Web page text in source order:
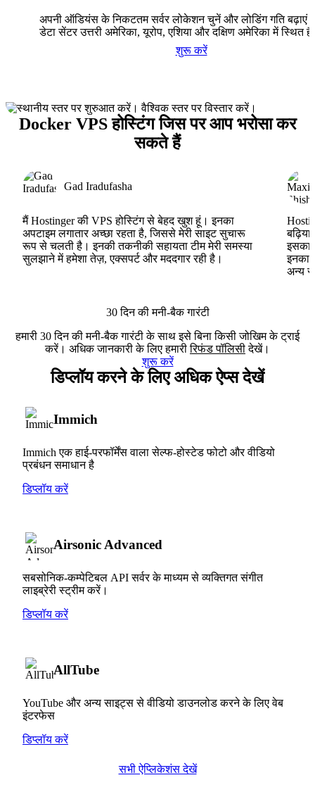
अपनी ऑडियंस के निकटतम सर्वर लोकेशन चुनें और लोडिंग गति बढ़ाएं।
डेटा सेंटर उत्तरी अमेरिका, यूरोप, एशिया और दक्षिण अमेरिका में स्थित
शुरू करें
Docker VPS होस्टिंग जिस पर आप भरोसा कर
सकते हैं
Gad Iradufasha
मैं Hostinger की VPS होस्टिंग से बेहद खुश हूं। इनका
अपटाइम लगातार अच्छा रहता है, जिससे मेरी साइट सुचारू
रूप से चलती है। इनकी तकनीकी सहायता टीम मेरी समस्या
सुलझाने में हमेशा तेज़, एक्सपर्ट और मददगार रही है।
इसका
इनका
अन्य
30 दिन की मनी-बैक गारंटी
हमारी 30 दिन की मनी-बैक गारंटी के साथ इसे बिना किसी जोखिम के ट्राई
करें। अधिक जानकारी के लिए हमारीरिफंड पॉलिसीदेखें।
शुरू करें
डिप्लॉय करने के लिए अधिक ऐप्स देखें
Immich
Immich एक हाई-परफॉर्मेंस वाला सेल्फ-होस्टेड फोटो और वीडियो
प्रबंधन समाधान है
डिप्लॉय करें
Airsonic Advanced
सबसोनिक-कम्पेटिबल API सर्वर के माध्यम से व्यक्तिगत संगीत
लाइब्रेरी स्ट्रीम करें।
डिप्लॉय करें
AllTube
YouTube और अन्य साइट्स से वीडियो डाउनलोड करने के लिए वेब
इंटरफेस
डिप्लॉय करें
सभी ऐप्लिकेशंस देखें